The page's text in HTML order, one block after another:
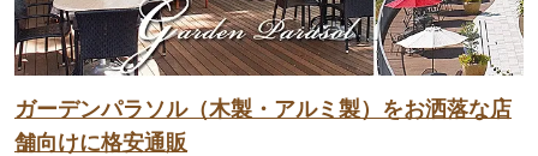
ガーデンパラソル（木製・アルミ製）をお洒落な店
舗向けに格安通販